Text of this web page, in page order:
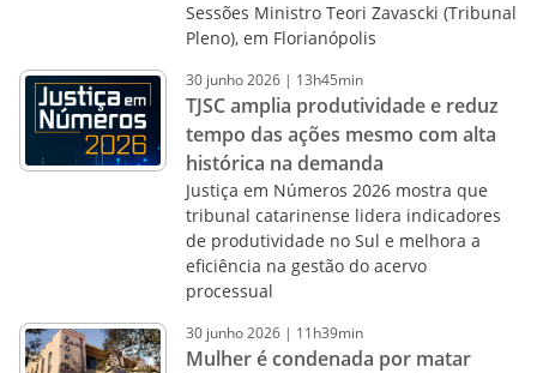
Sessões Ministro Teori Zavascki (Tribunal
Pleno), em Florianópolis
30 junho2026 | 13h45min
TJSC amplia produtividade e reduz
tempo das ações mesmo com alta
histórica na demanda
Justiça em Números 2026 mostra que
tribunal catarinense lidera indicadores
de produtividade no Sul e melhora a
eficiência na gestão do acervo
processual
30 junho2026 | 11h39min
Mulher é condenada por matar